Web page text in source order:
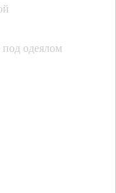
одеялом